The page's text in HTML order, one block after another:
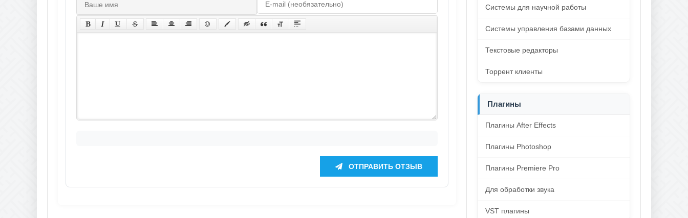
ОТПРАВИТЬ ОТЗЫВ
Системы для научной работы
Системы управления базами данных
Текстовые редакторы
Торрент клиенты
Плагины
Плагины After Effects
Плагины Photoshop
Плагины Premiere Pro
Для обработки звука
VST плагины